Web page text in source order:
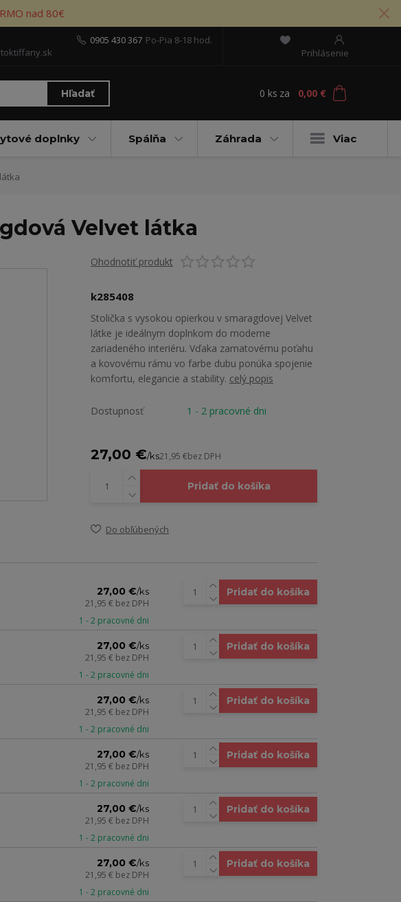
nad 80€
Prihlásenie
Hľadať
0905 430 367 Po-Pia 8-18 hod.
0 ks za 0,00 €
doplnky Spálňa Záhrada Viac
Velvet látka
Ohodnotiť produkt
k285408
Stolička s vysokou opierkou v smaragdovej Velvet
látke je ideálnym doplnkom do moderne
zariadeného interiéru. Vďaka zamatovému poťahu
a kovovému rámu vo farbe dubu ponúka spojenie
komfortu, elegancie a stability. celý popis
Dostupnosť 1 - 2 pracovné dni
27,00 €/ks21,95 €bez DPH
Pridať do košíka
Do obľúbených
27,00 €/ks
21,95 € bez DPH
1 - 2 pracovné dni
Pridať do košíka
27,00 €/ks
21,95 € bez DPH
1 - 2 pracovné dni
Pridať do košíka
27,00 €/ks
21,95 € bez DPH
1 - 2 pracovné dni
Pridať do košíka
27,00 €/ks
21,95 € bez DPH
1 - 2 pracovné dni
Pridať do košíka
27,00 €/ks
21,95 € bez DPH
1 - 2 pracovné dni
Pridať do košíka
27,00 €/ks
21,95 € bez DPH
1 - 2 pracovné dni
Pridať do košíka